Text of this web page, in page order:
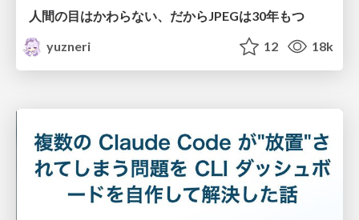
人間の目はかわらない、だからJPEGは30年もつ
yuzneri
12 18k